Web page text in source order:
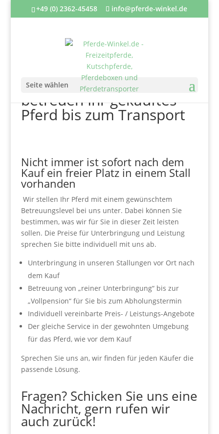
+49 (0) 2362-45458 info@pferde-winkel.de
Seite wählen
Wir beherbergen und
betreuen Ihr gekauftes
Pferd bis zum Transport
Nicht immer ist sofort nach dem
Kauf ein freier Platz in einem Stall
vorhanden
Wir stellen Ihr Pferd mit einem gewünschtem
Betreuungslevel bei uns unter. Dabei können Sie
bestimmen, was wir für Sie in dieser Zeit leisten
sollen. Die Preise für Unterbringung und Leistung
sprechen Sie bitte individuell mit uns ab.
Unterbringung in unseren Stallungen vor Ort nach
dem Kauf
Betreuung von „reiner Unterbringung“ bis zur
„Vollpension“ für Sie bis zum Abholungstermin
Individuell vereinbarte Preis- / Leistungs-Angebote
Der gleiche Service in der gewohnten Umgebung
für das Pferd, wie vor dem Kauf
Sprechen Sie uns an, wir finden für jeden Käufer die
passende Lösung.
Fragen? Schicken Sie uns eine
Nachricht, gern rufen wir
auch zurück!